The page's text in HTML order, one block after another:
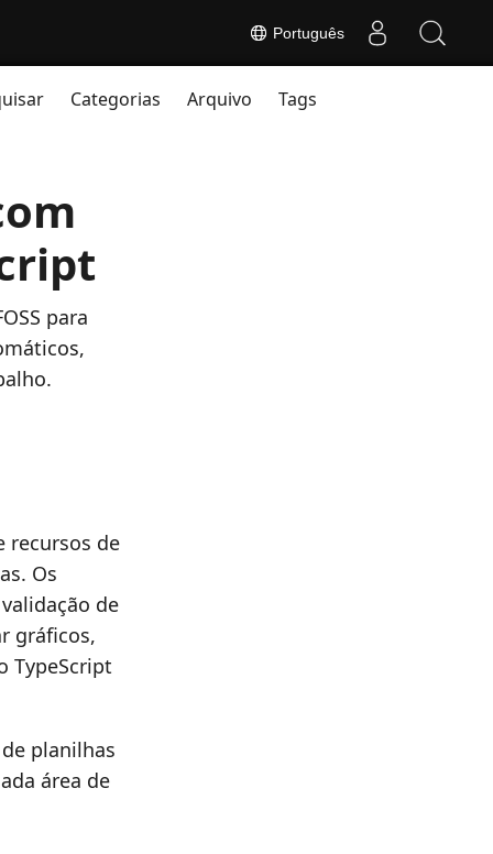
Português
Categorias Arquivo Tags
para
recursos de
Os
de
gráficos,
TypeScript
planilhas
área de